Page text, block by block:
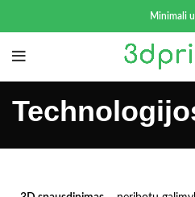
Minimali